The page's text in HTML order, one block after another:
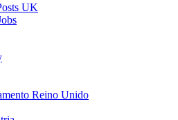
UK
Reino Unido